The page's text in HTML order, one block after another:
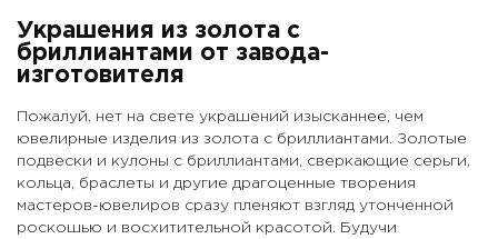
Украшения из золота с
бриллиантами от завода-
изготовителя
Пожалуй, нет на свете украшений изысканнее, чем
ювелирные изделия из золота с бриллиантами. Золотые
подвески и кулоны с бриллиантами, сверкающие серьги,
кольца, браслеты и другие драгоценные творения
мастеров-ювелиров сразу пленяют взгляд утонченной
роскошью и восхитительной красотой. Будучи